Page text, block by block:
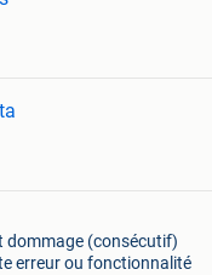
dommage (consécutif)
erreur ou fonctionnalité